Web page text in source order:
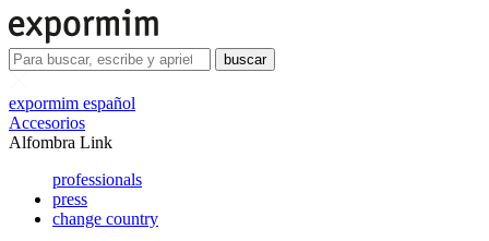
buscar
expormim español
Accesorios
Alfombra Link
professionals
press
change country